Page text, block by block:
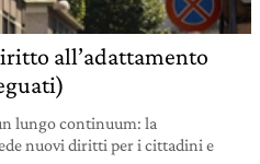
all’adattamento
lungo continuum: la
nuovi diritti per i cittadini e